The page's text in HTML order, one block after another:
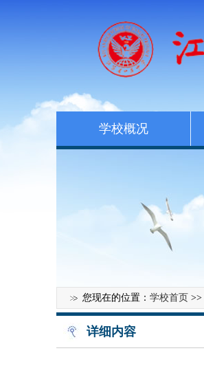
学校概况
您现在的位置： 学校首页 >>
详细内容